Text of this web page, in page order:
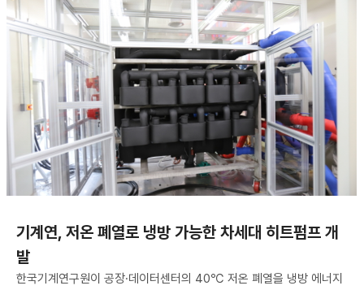
기계연, 저온 폐열로 냉방 가능한 차세대 히트펌프 개
발
한국기계연구원이 공장·데이터센터의 40℃ 저온 폐열을 냉방 에너지